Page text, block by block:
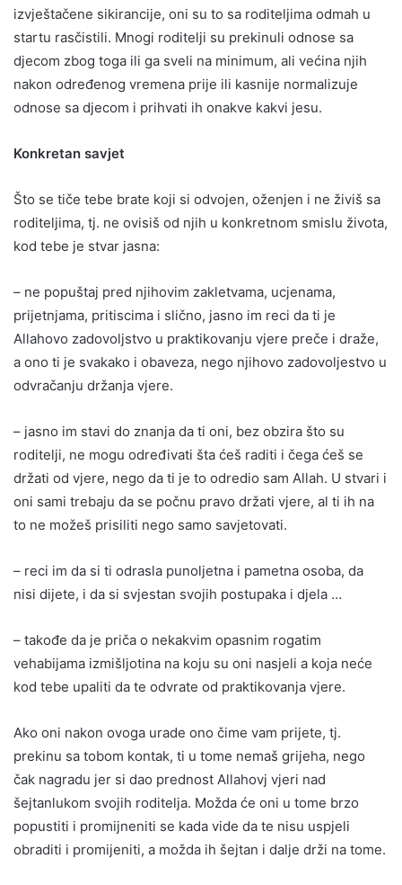
izvještačene sikirancije, oni su to sa roditeljima odmah u
startu rasčistili. Mnogi roditelji su prekinuli odnose sa
djecom zbog toga ili ga sveli na minimum, ali većina njih
nakon određenog vremena prije ili kasnije normalizuje
odnose sa djecom i prihvati ih onakve kakvi jesu.
Konkretan savjet
Što se tiče tebe brate koji si odvojen, oženjen i ne živiš sa
roditeljima, tj. ne ovisiš od njih u konkretnom smislu života,
kod tebe je stvar jasna:
– ne popuštaj pred njihovim zakletvama, ucjenama,
prijetnjama, pritiscima i slično, jasno im reci da ti je
Allahovo zadovoljstvo u praktikovanju vjere preče i draže,
a ono ti je svakako i obaveza, nego njihovo zadovoljestvo u
odvračanju držanja vjere.
– jasno im stavi do znanja da ti oni, bez obzira što su
roditelji, ne mogu određivati šta ćeš raditi i čega ćeš se
držati od vjere, nego da ti je to odredio sam Allah. U stvari i
oni sami trebaju da se počnu pravo držati vjere, al ti ih na
to ne možeš prisiliti nego samo savjetovati.
– reci im da si ti odrasla punoljetna i pametna osoba, da
nisi dijete, i da si svjestan svojih postupaka i djela …
– takođe da je priča o nekakvim opasnim rogatim
vehabijama izmišljotina na koju su oni nasjeli a koja neće
kod tebe upaliti da te odvrate od praktikovanja vjere.
Ako oni nakon ovoga urade ono čime vam prijete, tj.
prekinu sa tobom kontak, ti u tome nemaš grijeha, nego
čak nagradu jer si dao prednost Allahovj vjeri nad
šejtanlukom svojih roditelja. Možda će oni u tome brzo
popustiti i promijneniti se kada vide da te nisu uspjeli
obraditi i promijeniti, a možda ih šejtan i dalje drži na tome.